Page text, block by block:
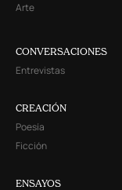
Arte
CONVERSACIONES
Entrevistas
CREACIÓN
Poesía
Ficción
ENSAYOS